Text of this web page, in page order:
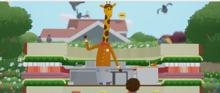
beállt volna 30-ra azzal nem lenne
gondom, viszont így sokszor nem
éreztem elég reszponzívnak ezt a
verziót, azoknál a minijátékoknál ahol a
reflex kicsit kényelmetlen, hogy a
legnagyobb kihívást a frame pacing
támasztja elém.